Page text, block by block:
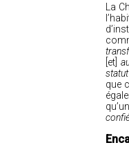
La
[et]
que